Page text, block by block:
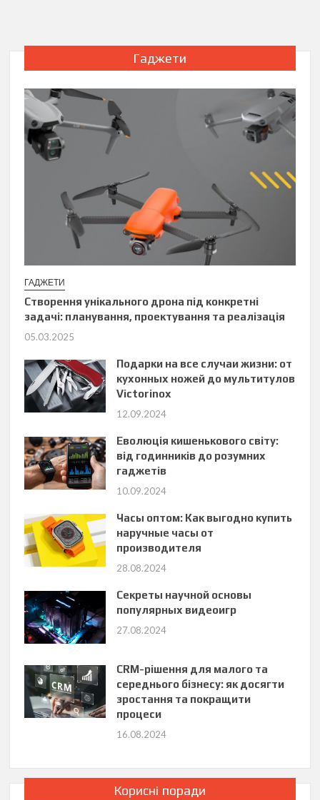
Гаджети
ГАДЖЕТИ
Створення унікального дрона під конкретні
задачі: планування, проектування та реалізація
05.03.2025
Подарки на все случаи жизни: от
кухонных ножей до мультитулов
Victorinox
12.09.2024
Еволюція кишенькового світу:
від годинників до розумних
гаджетів
10.09.2024
Часы оптом: Как выгодно купить
наручные часы от
производителя
28.08.2024
Секреты научной основы
популярных видеоигр
27.08.2024
CRM-рішення для малого та
середнього бізнесу: як досягти
зростання та покращити
процеси
16.08.2024
Корисні поради